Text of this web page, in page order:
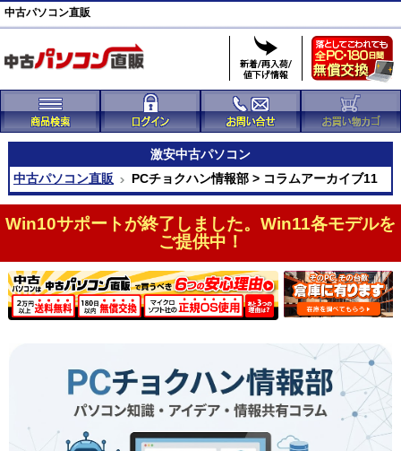
中古パソコン直販
激安中古パソコン
中古パソコン直販
PCチョクハン情報部 > コラムアーカイブ11
Win10サポートが終了しました。Win11各モデルを
ご提供中！